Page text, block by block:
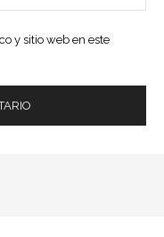
y sitio web en este